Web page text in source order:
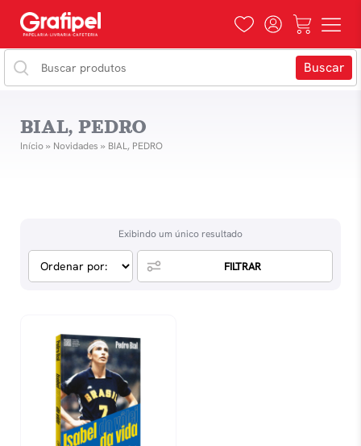
BIAL, PEDRO
Início» Novidades » BIAL, PEDRO
Exibindo um único resultado
FILTRAR